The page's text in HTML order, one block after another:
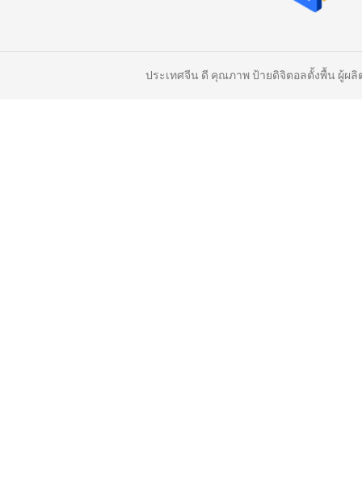
ประเทศจีน ดี คุณภาพ ป้ายดิจิตอลตั้งพื้น ผู้ผลิต